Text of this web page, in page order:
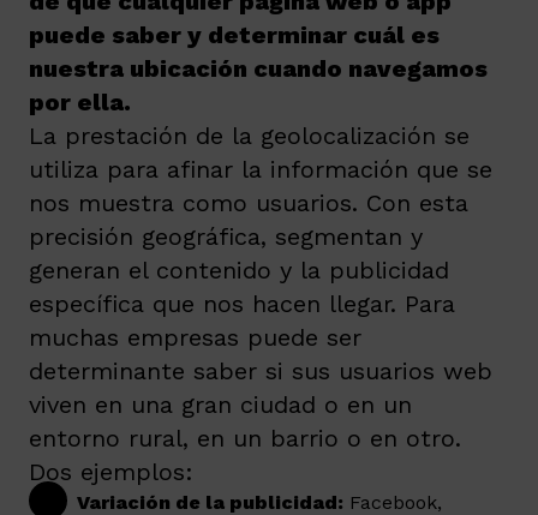
puede saber y determinar cuál es
nuestra ubicación cuando navegamos
por ella.
La prestación de la geolocalización se
utiliza para afinar la información que se
nos muestra como usuarios. Con esta
precisión geográfica, segmentan y
generan el contenido y la publicidad
específica que nos hacen llegar. Para
muchas empresas puede ser
determinante saber si sus usuarios web
viven en una gran ciudad o en un
entorno rural, en un barrio o en otro.
Dos ejemplos:
Variación de la publicidad: Facebook,